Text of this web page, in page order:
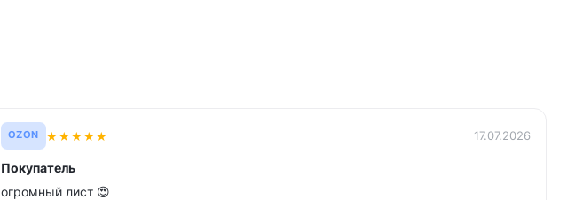
OZON ★★★★★ 17.07.2026
Покупатель
огромный лист 😍